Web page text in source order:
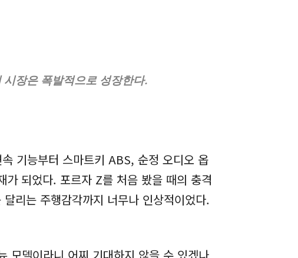
장은 폭발적으로 성장한다.
기능부터 스마트키 ABS, 순정 오디오 옵
되었다. 포르자 Z를 처음 봤을 때의 충격
리는 주행감각까지 너무나 인상적이었다.